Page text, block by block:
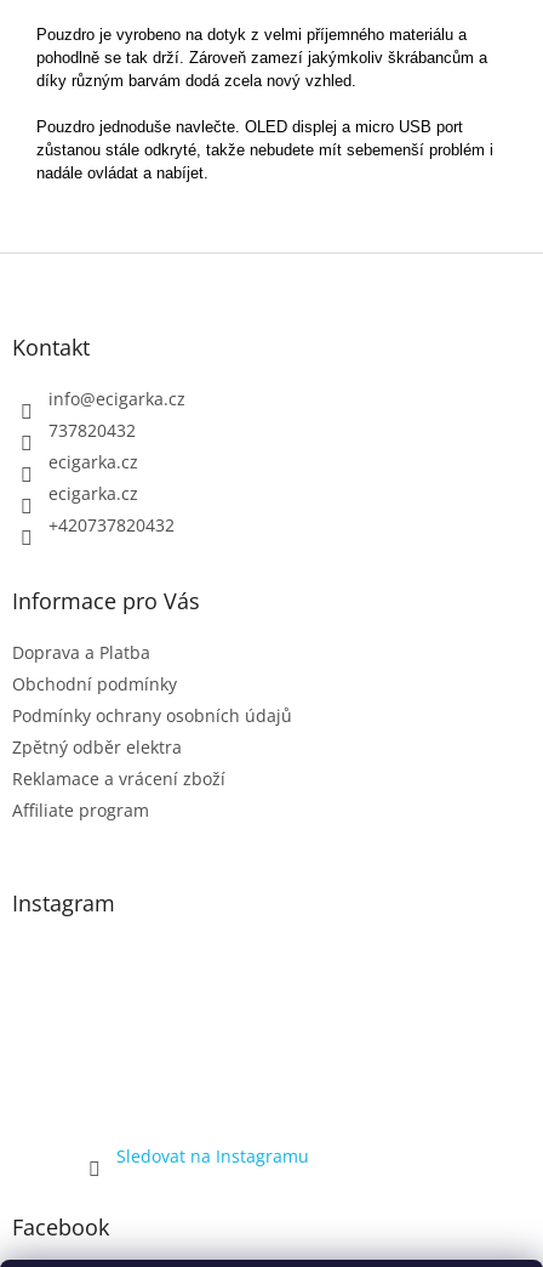
Pouzdro je vyrobeno na dotyk z velmi příjemného materiálu a
pohodlně se tak drží. Zároveň zamezí jakýmkoliv škrábancům a
díky různým barvám dodá zcela nový vzhled.
Pouzdro jednoduše navlečte. OLED displej a micro USB port
zůstanou stále odkryté, takže nebudete mít sebemenší problém i
nadále ovládat a nabíjet.
Kontakt
info@ecigarka.cz
737820432
ecigarka.cz
ecigarka.cz
+420737820432
Informace pro Vás
Doprava a Platba
Obchodní podmínky
Podmínky ochrany osobních údajů
Zpětný odběr elektra
Reklamace a vrácení zboží
Affiliate program
Instagram
Sledovat na Instagramu
Facebook